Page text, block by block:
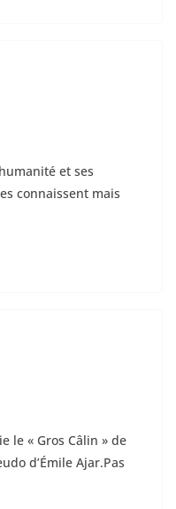
et ses
connaissent mais
le « Gros Câlin » de
d’Émile Ajar.Pas